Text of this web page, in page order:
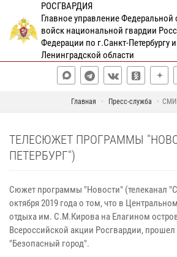
РОСГВАРДИЯ
Главное управление Федеральной
войск национальной гвардии
Федерации по г.Санкт-Петербургу и
Ленинградской области
Главная Пресс-служба СМИ
ТЕЛЕСЮЖЕТ ПРОГРАММЫ
ПЕТЕРБУРГ")
Сюжет программы "Новости" (телеканал
октября 2019 года о том, что в
отдыха им. С.М.Кирова на Елагином
Всероссийской акции Росгвардии,
"Безопасный город".